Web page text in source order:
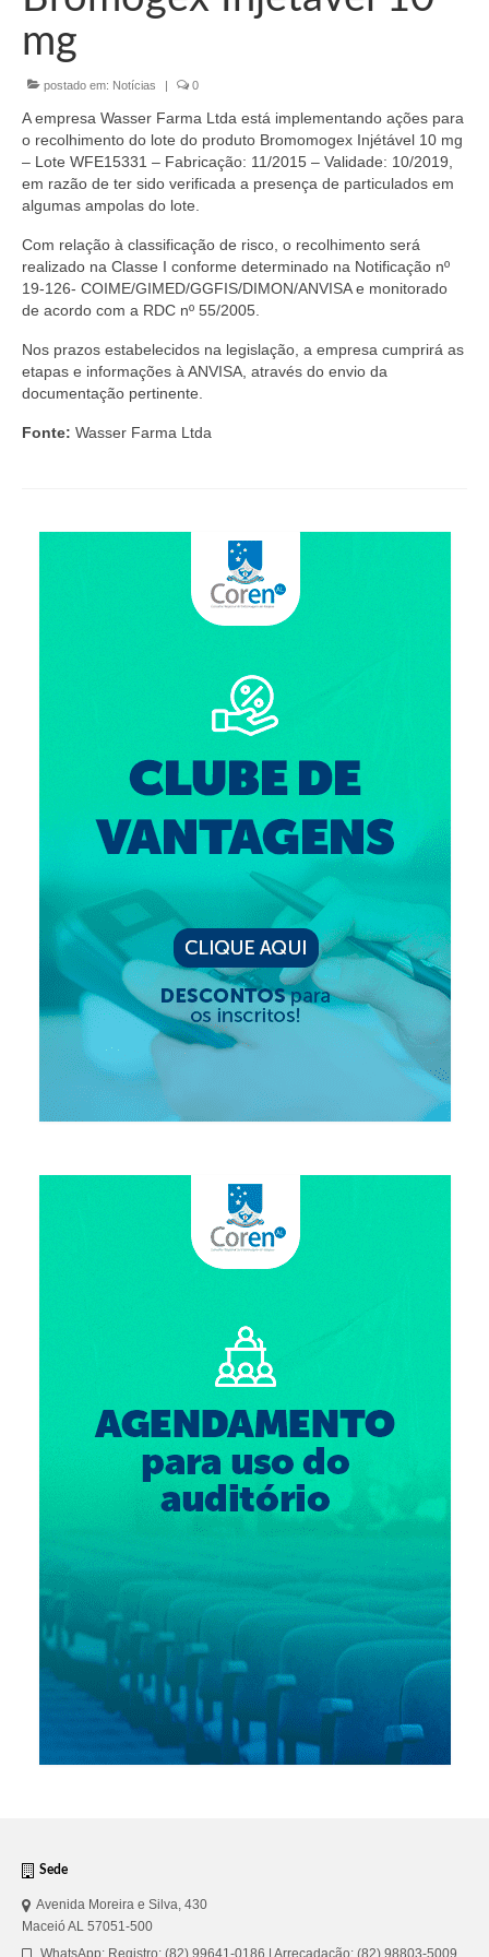
Câmaras Técnicas
Carta de Serviços ao Cidadão
Governança
Eleições
Eleições Triênio 2027-2029
Eleições 2023
Eleições Anteriores
Responsabilidade Técnica
Portarias
Desagravo Público
Processos Éticos
Censura Pública
Suspensão do Exercício Profissional
Para Você
Procedimento para registro
Clube de Vantagens
Reserva de auditório
mg
postado em: Notícias | 0
A empresa Wasser Farma Ltda está implementando ações para
o recolhimento do lote do produto Bromomogex Injétável 10 mg
– Lote WFE15331 – Fabricação: 11/2015 – Validade: 10/2019,
em razão de ter sido verificada a presença de particulados em
algumas ampolas do lote.
Com relação à classificação de risco, o recolhimento será
realizado na Classe I conforme determinado na Notificação nº
19-126- COIME/GIMED/GGFIS/DIMON/ANVISA e monitorado
de acordo com a RDC nº 55/2005.
Nos prazos estabelecidos na legislação, a empresa cumprirá as
etapas e informações à ANVISA, através do envio da
documentação pertinente.
Fonte: Wasser Farma Ltda
Sede
Avenida Moreira e Silva, 430
Maceió AL 57051-500
WhatsApp: Registro: (82) 99641-0186 | Arrecadação: (82) 98803-5009